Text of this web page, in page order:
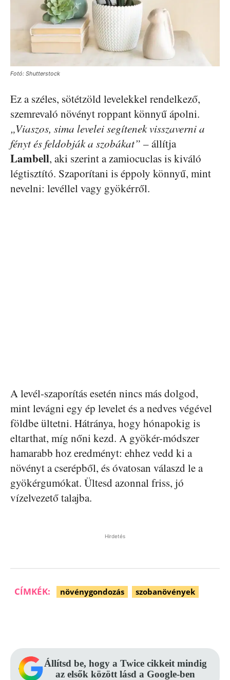
Fotó: Shutterstock
Ez a széles, sötétzöld levelekkel rendelkező,
szemrevaló növényt roppant könnyű ápolni.
„Viaszos, sima levelei segítenek visszaverni a
fényt és feldobják a szobákat” – állítja
Lambell, aki szerint a zamiocuclas is kiváló
légtisztító. Szaporítani is éppoly könnyű, mint
nevelni: levéllel vagy gyökérről.
A levél-szaporítás esetén nincs más dolgod,
mint levágni egy ép levelet és a nedves végével
földbe ültetni. Hátránya, hogy hónapokig is
eltarthat, míg nőni kezd. A gyökér-módszer
hamarabb hoz eredményt: ehhez vedd ki a
növényt a cserépből, és óvatosan válaszd le a
gyökérgumókat. Ültesd azonnal friss, jó
vízelvezető talajba.
Hirdetés
CÍMKÉK: növénygondozás szobanövények
Állítsd be, hogy a Twice cikkeit mindig
az elsők között lásd a Google-ben